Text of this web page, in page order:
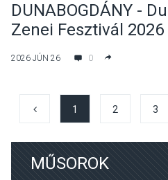
DUNABOGDÁNY -
Zenei Fesztivál
Kamarakórus
2026 JÚN 26 0
1 2 3
MŰSOROK